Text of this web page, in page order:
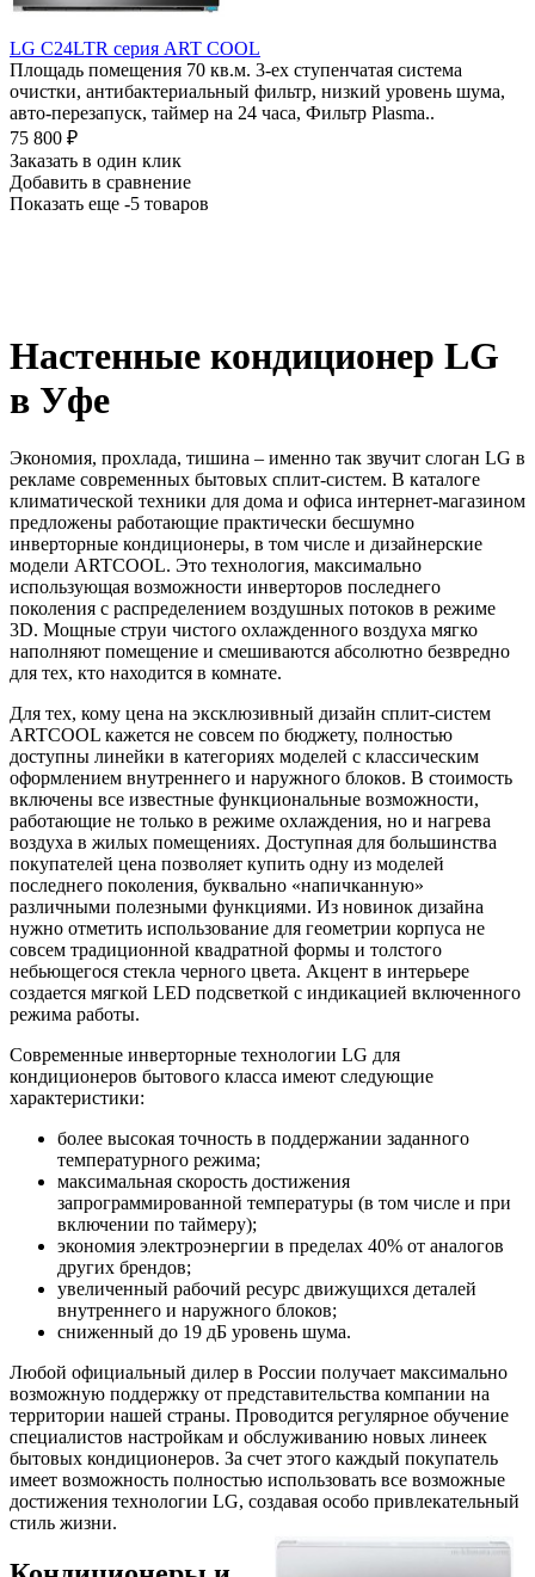
LG C24LTR cерия ART COOL
Площадь помещения 70 кв.м. 3-ех ступенчатая система
очистки, антибактериальный фильтр, низкий уровень шума,
авто-перезапуск, таймер на 24 часа, Фильтр Plasma..
75 800 ₽
Заказать в один клик
Добавить в сравнение
Показать еще -5 товаров
Настенные кондиционер LG
в Уфе
Экономия, прохлада, тишина – именно так звучит слоган LG в
рекламе современных бытовых сплит-систем. В каталоге
климатической техники для дома и офиса интернет-магазином
предложены работающие практически бесшумно
инверторные кондиционеры, в том числе и дизайнерские
модели ARTCOOL. Это технология, максимально
использующая возможности инверторов последнего
поколения с распределением воздушных потоков в режиме
3D. Мощные струи чистого охлажденного воздуха мягко
наполняют помещение и смешиваются абсолютно безвредно
для тех, кто находится в комнате.
Для тех, кому цена на эксклюзивный дизайн сплит-систем
ARTCOOL кажется не совсем по бюджету, полностью
доступны линейки в категориях моделей с классическим
оформлением внутреннего и наружного блоков. В стоимость
включены все известные функциональные возможности,
работающие не только в режиме охлаждения, но и нагрева
воздуха в жилых помещениях. Доступная для большинства
покупателей цена позволяет купить одну из моделей
последнего поколения, буквально «напичканную»
различными полезными функциями. Из новинок дизайна
нужно отметить использование для геометрии корпуса не
совсем традиционной квадратной формы и толстого
небьющегося стекла черного цвета. Акцент в интерьере
создается мягкой LED подсветкой с индикацией включенного
режима работы.
Современные инверторные технологии LG для
кондиционеров бытового класса имеют следующие
характеристики:
более высокая точность в поддержании заданного
температурного режима;
максимальная скорость достижения
запрограммированной температуры (в том числе и при
включении по таймеру);
экономия электроэнергии в пределах 40% от аналогов
других брендов;
увеличенный рабочий ресурс движущихся деталей
внутреннего и наружного блоков;
сниженный до 19 дБ уровень шума.
Любой официальный дилер в России получает максимально
возможную поддержку от представительства компании на
территории нашей страны. Проводится регулярное обучение
специалистов настройкам и обслуживанию новых линеек
бытовых кондиционеров. За счет этого каждый покупатель
имеет возможность полностью использовать все возможные
достижения технологии LG, создавая особо привлекательный
стиль жизни.